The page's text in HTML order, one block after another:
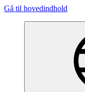
Gå til hovedindhold